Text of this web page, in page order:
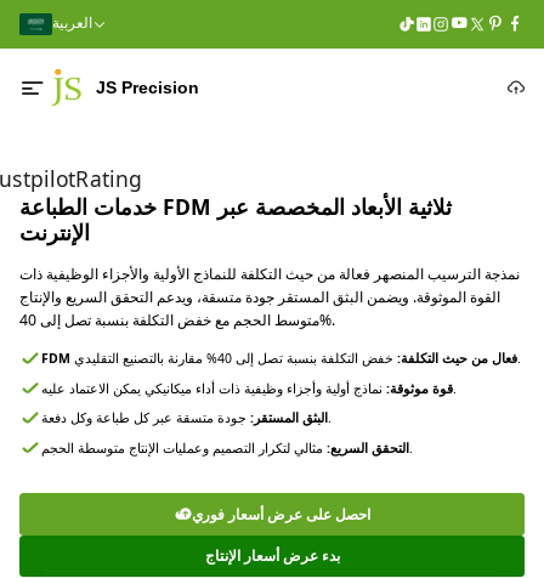
العربية
JS Precision
خدمات الطباعة FDM ثلاثية الأبعاد المخصصة عبر
الإنترنت
نمذجة الترسيب المنصهر فعالة من حيث التكلفة للنماذج الأولية والأجزاء الوظيفية ذات
القوة الموثوقة. ويضمن البثق المستقر جودة متسقة، ويدعم التحقق السريع والإنتاج
متوسط ​​الحجم مع خفض التكلفة بنسبة تصل إلى 40%.
FDM فعال من حيث التكلفة:خفض التكلفة بنسبة تصل إلى 40% مقارنة بالتصنيع التقليدي.
قوة موثوقة:نماذج أولية وأجزاء وظيفية ذات أداء ميكانيكي يمكن الاعتماد عليه.
البثق المستقر:جودة متسقة عبر كل طباعة وكل دفعة.
التحقق السريع:مثالي لتكرار التصميم وعمليات الإنتاج متوسطة الحجم.
احصل على عرض أسعار فوري
بدء عرض أسعار الإنتاج